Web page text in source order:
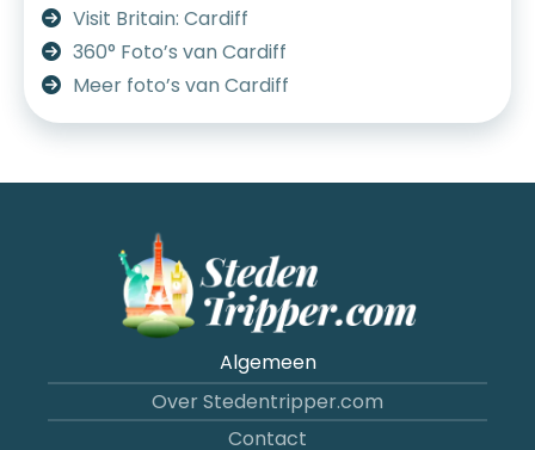
Visit Britain: Cardiff
360° Foto’s van Cardiff
Meer foto’s van Cardiff
Algemeen
Over Stedentripper.com
Contact